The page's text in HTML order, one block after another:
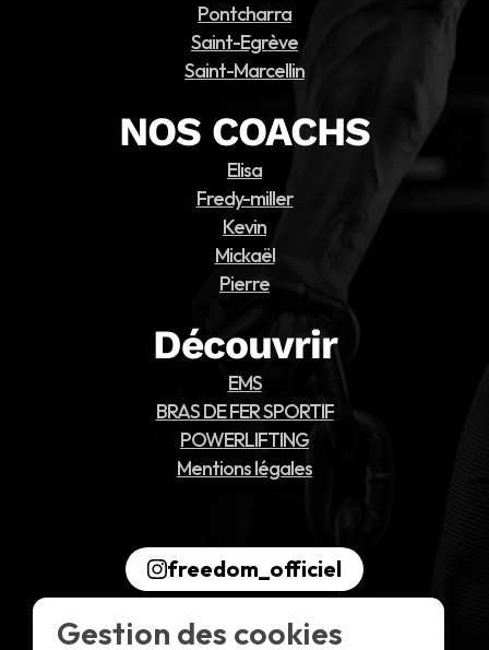
Pontcharra
Saint-Egrève
Saint-Marcellin
NOS COACHS
Elisa
Fredy-miller
Kevin
Mickaël
Pierre
Découvrir
EMS
BRAS DE FER SPORTIF
POWERLIFTING
Mentions légales
freedom_officiel
Gestion des cookies